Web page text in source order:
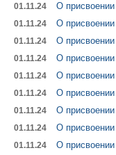
01.11.24 О
01.11.24 О
01.11.24 О
01.11.24 О
01.11.24 О
01.11.24 О
01.11.24 О
01.11.24 О
01.11.24 О